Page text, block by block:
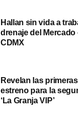
Hallan sin vida a
drenaje del Mercado
CDMX
Revelan las
estreno para la
‘La Granja VIP’